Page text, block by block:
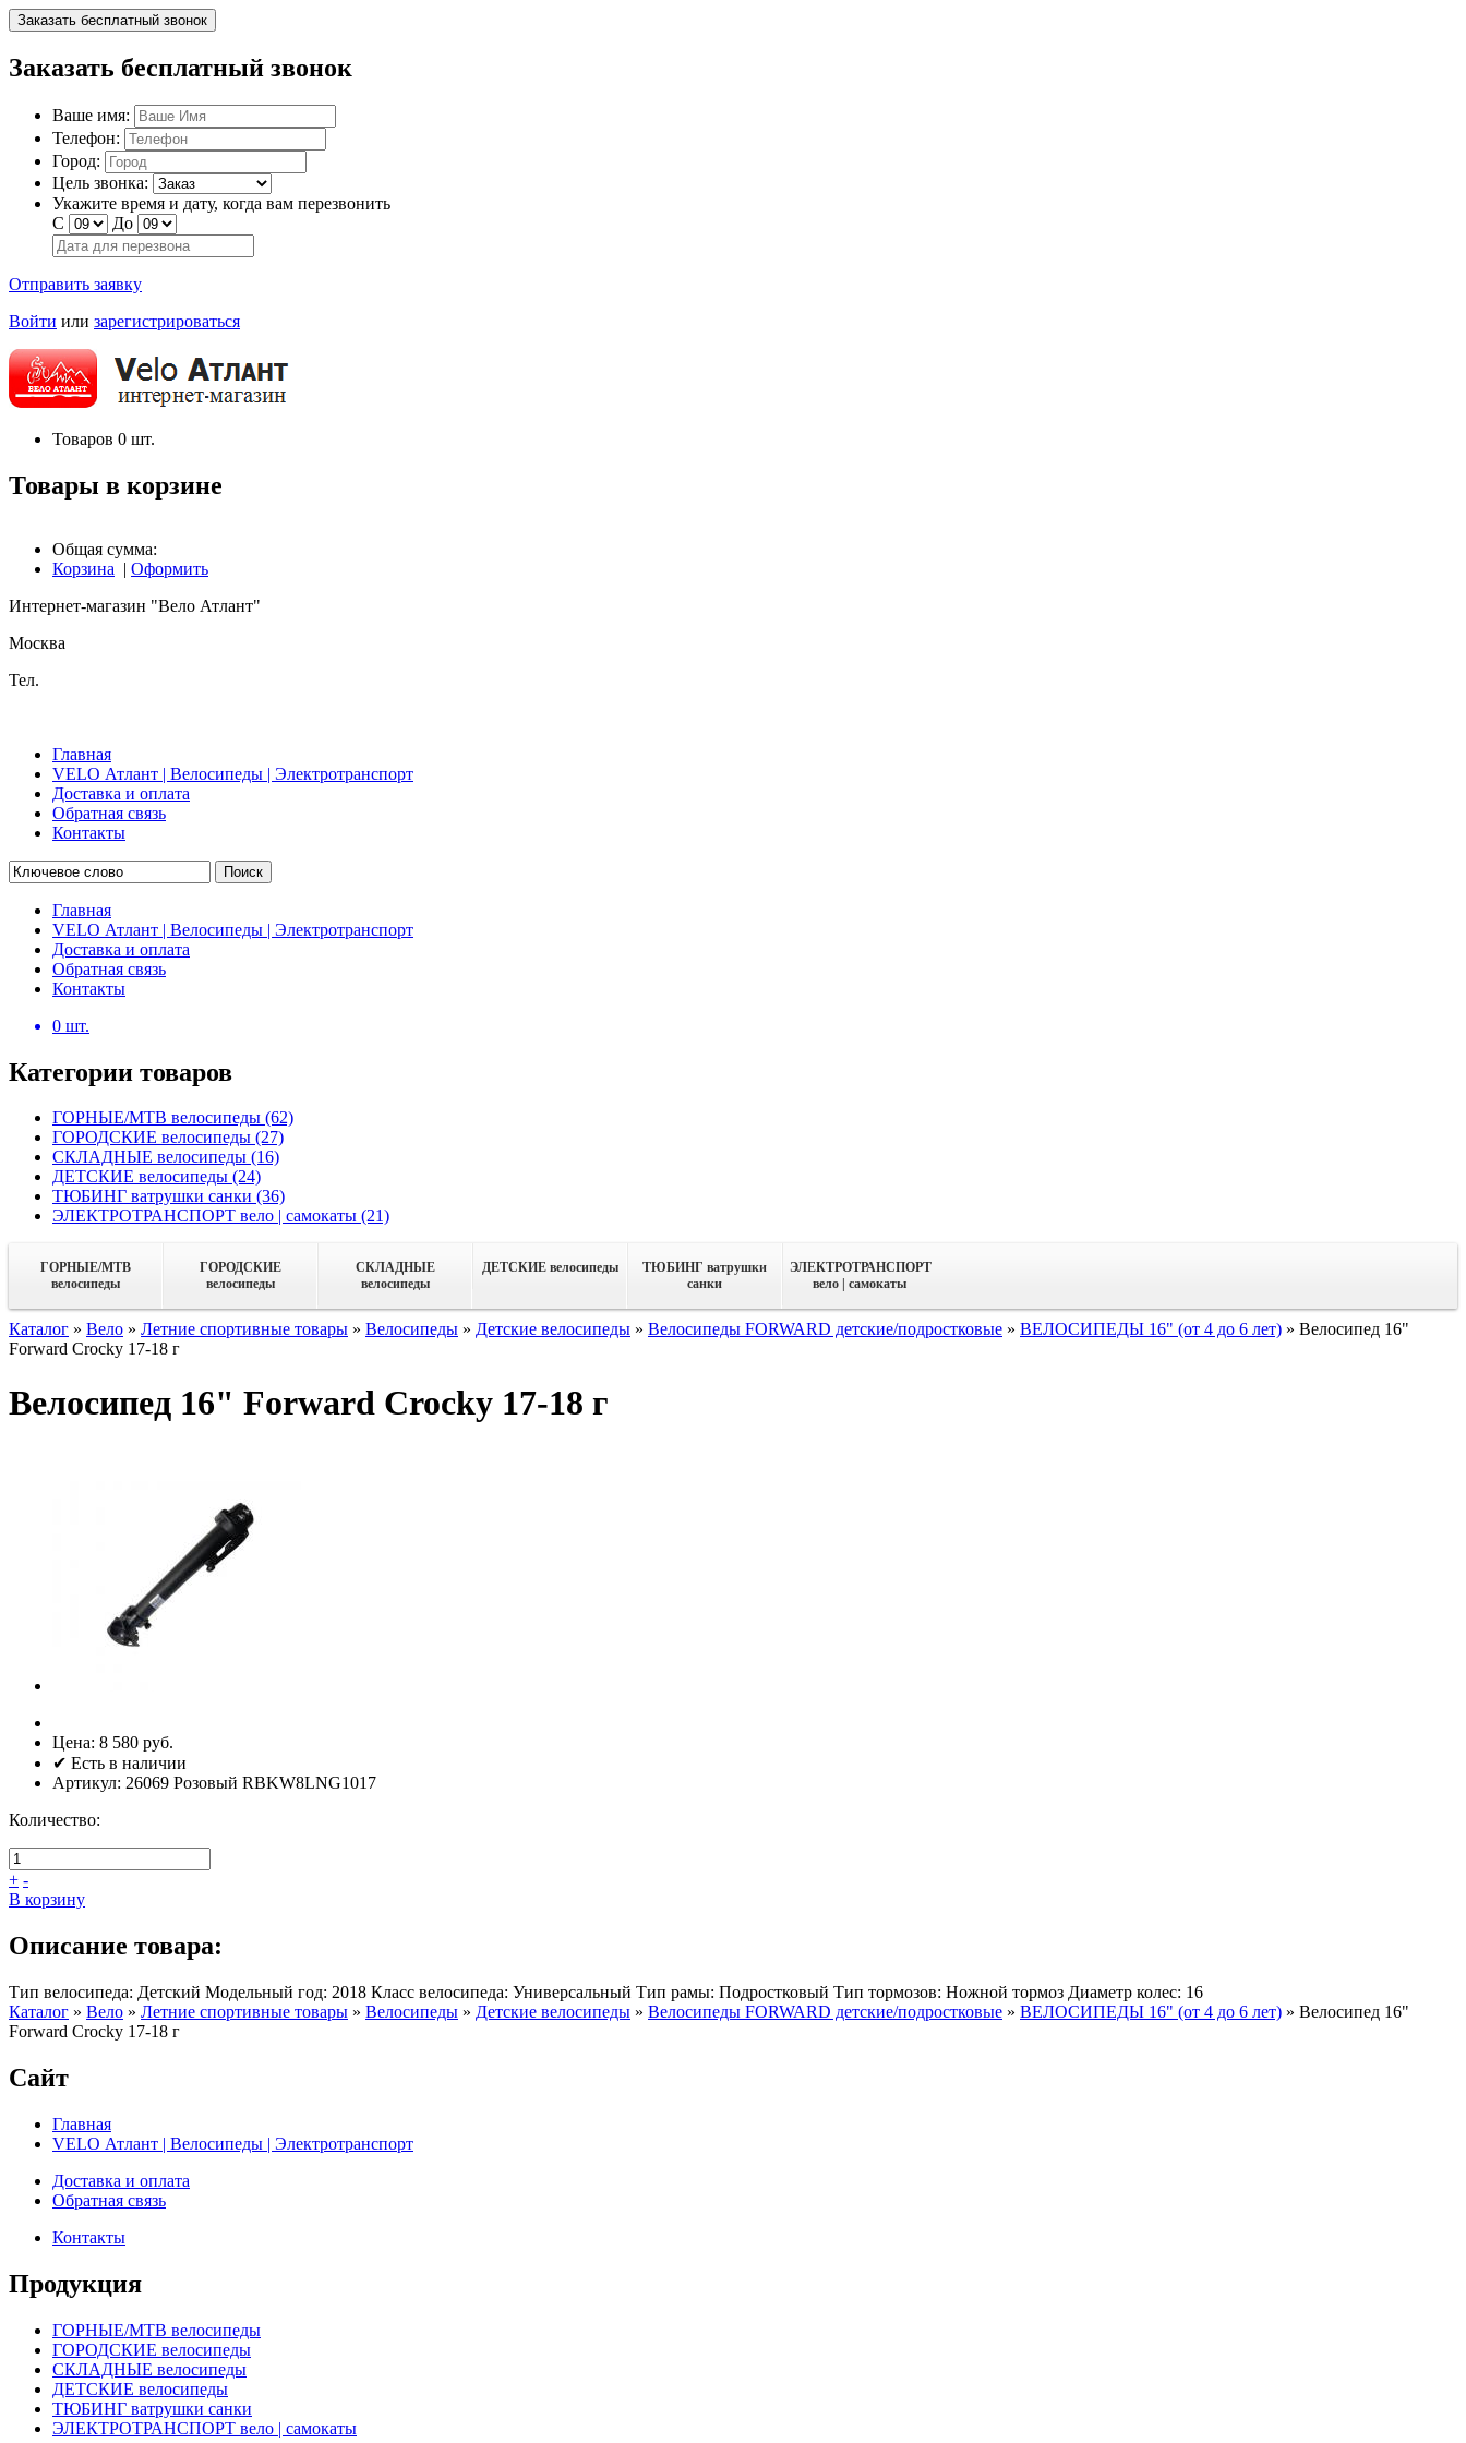
Заказать бесплатный звонок
Заказать бесплатный звонок
Ваше имя:
Телефон:
Город:
Цель звонка:
Укажите время и дату, когда вам перезвонить
С
До
Отправить заявку
Войти или зарегистрироваться
Товаров 0 шт.
Товары в корзине
Общая сумма:
Корзина | Оформить
Интернет-магазин "Вело Атлант"
Москва
Тел.
Главная
VELO Атлант | Велосипеды | Электротранспорт
Доставка и оплата
Обратная связь
Контакты
Поиск
Главная
VELO Атлант | Велосипеды | Электротранспорт
Доставка и оплата
Обратная связь
Контакты
0 шт.
Категории товаров
ГОРНЫЕ/MTB велосипеды (62)
ГОРОДСКИЕ велосипеды (27)
СКЛАДНЫЕ велосипеды (16)
ДЕТСКИЕ велосипеды (24)
ТЮБИНГ ватрушки санки (36)
ЭЛЕКТРОТРАНСПОРТ вело | самокаты (21)
ГОРНЫЕ/MTB
велосипеды
ГОРОДСКИЕ
велосипеды
СКЛАДНЫЕ
велосипеды
ДЕТСКИЕ велосипеды
ТЮБИНГ ватрушки
санки
ЭЛЕКТРОТРАНСПОРТ
вело | самокаты
Каталог » Вело » Летние спортивные товары » Велосипеды » Детские велосипеды » Велосипеды FORWARD детские/подростковые » ВЕЛОСИПЕДЫ 16" (от 4 до 6 лет) » Велосипед 16"
Forward Crocky 17-18 г
Велосипед 16" Forward Crocky 17-18 г
Цена: 8 580 руб.
✔ Есть в наличии
Артикул: 26069 Розовый RBKW8LNG1017
Количество:
+ -
В корзину
Описание товара:
Тип велосипеда: Детский Модельный год: 2018 Класс велосипеда: Универсальный Тип рамы: Подростковый Тип тормозов: Ножной тормоз Диаметр колес: 16
Каталог » Вело » Летние спортивные товары » Велосипеды » Детские велосипеды » Велосипеды FORWARD детские/подростковые » ВЕЛОСИПЕДЫ 16" (от 4 до 6 лет) » Велосипед 16"
Forward Crocky 17-18 г
Сайт
Главная
VELO Атлант | Велосипеды | Электротранспорт
Доставка и оплата
Обратная связь
Контакты
Продукция
ГОРНЫЕ/MTB велосипеды
ГОРОДСКИЕ велосипеды
СКЛАДНЫЕ велосипеды
ДЕТСКИЕ велосипеды
ТЮБИНГ ватрушки санки
ЭЛЕКТРОТРАНСПОРТ вело | самокаты